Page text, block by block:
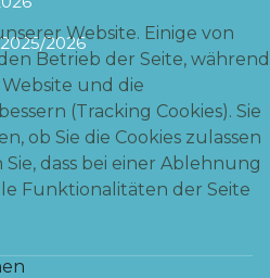
2026
Website. Einige von
Betrieb der Seite, während
und die
(Tracking Cookies). Sie
ob Sie die Cookies zulassen
dass bei einer Ablehnung
Funktionalitäten der Seite